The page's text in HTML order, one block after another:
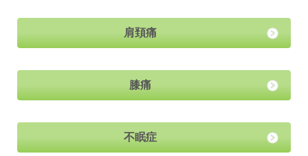
肩頚痛
膝痛
不眠症